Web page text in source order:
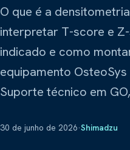
Conservação &
Blue Health
Explorar
Prime Intelligence
Oqtis
Biotecno
Refrigeração científica
Poltronas hospitalares
Lavanderia industrial
Prime Intelligence
Sobre Nós
Atas de Registro de
Compartilhar este site
O que é a
interpretar T-score e
indicado e como
equipamento OsteoSys
Suporte técnico em
30 de junho de 2026·Shimadzu